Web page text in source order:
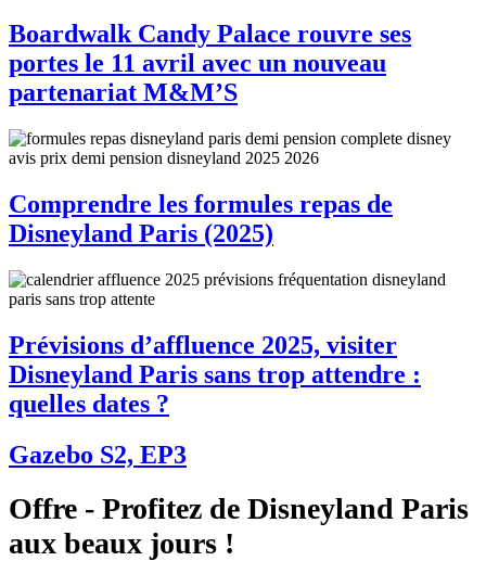
Boardwalk Candy Palace rouvre ses
portes le 11 avril avec un nouveau
partenariat M&M’S
Comprendre les formules repas de
Disneyland Paris (2025)
Prévisions d’affluence 2025, visiter
Disneyland Paris sans trop attendre :
quelles dates ?
Gazebo S2, EP3
Offre - Profitez de Disneyland Paris
aux beaux jours !